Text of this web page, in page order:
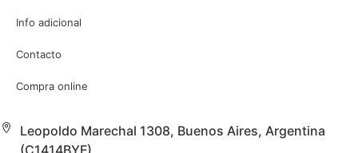
Info adicional
Contacto
Compra online
Leopoldo Marechal 1308, Buenos Aires, Argentina
(C1414BYF)